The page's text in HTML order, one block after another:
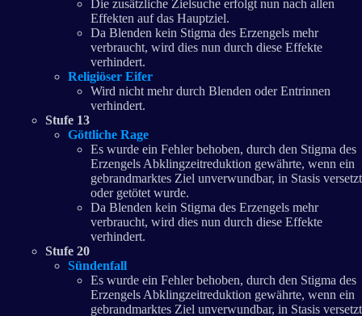
Die zusätzliche Zielsuche erfolgt nun nach allen
Effekten auf das Hauptziel.
Da Blenden kein Stigma des Erzengels mehr
verbraucht, wird dies nun durch diese Effekte
verhindert.
Religiöser Eifer
Wird nicht mehr durch Blenden oder Entrinnen
verhindert.
Stufe 13
Göttliche Rage
Es wurde ein Fehler behoben, durch den Stigma des
Erzengels Abklingzeitreduktion gewährte, wenn ein
gebrandmarktes Ziel unverwundbar, in Stasis versetzt
oder getötet wurde.
Da Blenden kein Stigma des Erzengels mehr
verbraucht, wird dies nun durch diese Effekte
verhindert.
Stufe 20
Sündenfall
Es wurde ein Fehler behoben, durch den Stigma des
Erzengels Abklingzeitreduktion gewährte, wenn ein
gebrandmarktes Ziel unverwundbar, in Stasis versetzt